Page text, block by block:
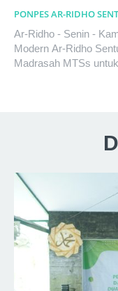
PONPES AR-RIDHO
Ar-Ridho - Senin -
Modern Ar-Ridho
Madrasah MTSs